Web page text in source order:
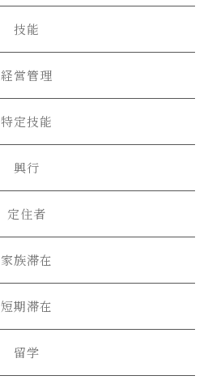
技能
経営管理
特定技能
興行
定住者
家族滞在
短期滞在
留学